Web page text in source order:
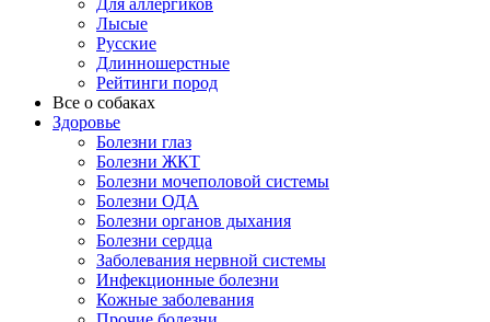
Для аллергиков
Лысые
Русские
Длинношерстные
Рейтинги пород
Все о собаках
Здоровье
Болезни глаз
Болезни ЖКТ
Болезни мочеполовой системы
Болезни ОДА
Болезни органов дыхания
Болезни сердца
Заболевания нервной системы
Инфекционные болезни
Кожные заболевания